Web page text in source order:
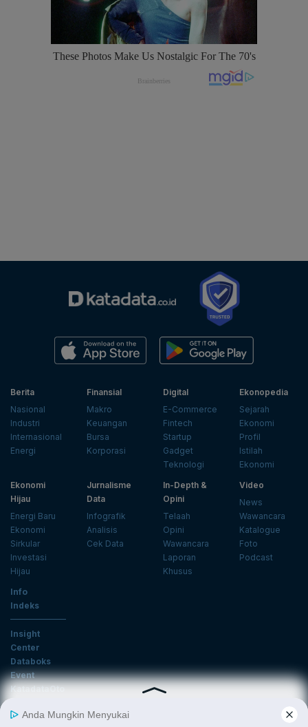
Berita
Nasional
Industri
Internasional
Energi
Finansial
Makro
Keuangan
Bursa
Korporasi
Digital
E-Commerce
Fintech
Startup
Gadget
Teknologi
Ekonopedia
Sejarah
Ekonomi
Profil
Istilah
Ekonomi
Ekonomi
Hijau
Energi Baru
Ekonomi
Sirkular
Investasi
Hijau
Jurnalisme
Data
Infografik
Analisis
Cek Data
In-Depth &
Opini
Telaah
Opini
Wawancara
Laporan
Khusus
Video
News
Wawancara
Katalogue
Foto
Podcast
Info
Indeks
Insight
Center
Databoks
Event
KatadataOto